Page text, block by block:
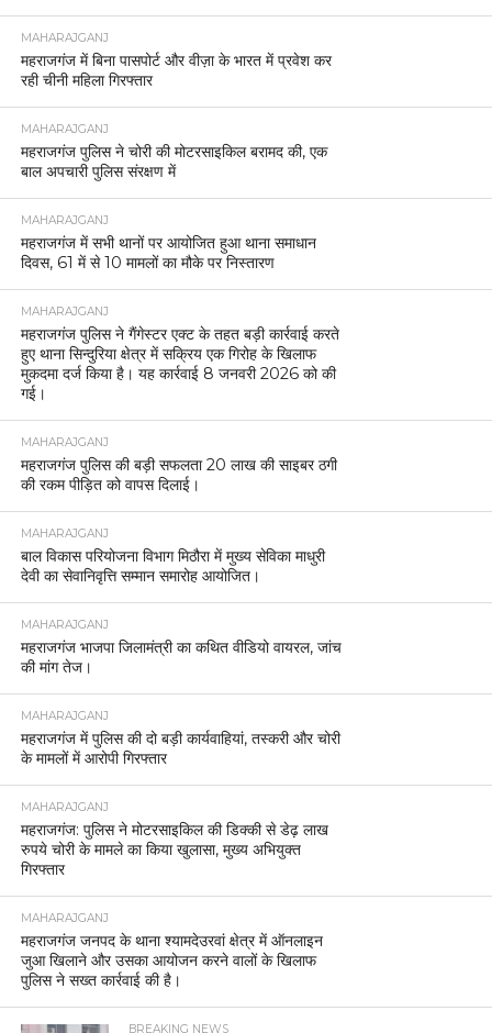
MAHARAJGANJ
महराजगंज में बिना पासपोर्ट और वीज़ा के भारत में प्रवेश कर
रही चीनी महिला गिरफ्तार
MAHARAJGANJ
महराजगंज पुलिस ने चोरी की मोटरसाइकिल बरामद की, एक
बाल अपचारी पुलिस संरक्षण में
MAHARAJGANJ
महराजगंज में सभी थानों पर आयोजित हुआ थाना समाधान
दिवस, 61 में से 10 मामलों का मौके पर निस्तारण
MAHARAJGANJ
महराजगंज पुलिस ने गैंगेस्टर एक्ट के तहत बड़ी कार्रवाई करते
हुए थाना सिन्दुरिया क्षेत्र में सक्रिय एक गिरोह के खिलाफ
मुकदमा दर्ज किया है। यह कार्रवाई 8 जनवरी 2026 को की
गई।
MAHARAJGANJ
महराजगंज पुलिस की बड़ी सफलता 20 लाख की साइबर ठगी
की रकम पीड़ित को वापस दिलाई।
MAHARAJGANJ
बाल विकास परियोजना विभाग मिठौरा में मुख्य सेविका माधुरी
देवी का सेवानिवृत्ति सम्मान समारोह आयोजित।
MAHARAJGANJ
महराजगंज भाजपा जिलामंत्री का कथित वीडियो वायरल, जांच
की मांग तेज।
MAHARAJGANJ
महराजगंज में पुलिस की दो बड़ी कार्यवाहियां, तस्करी और चोरी
के मामलों में आरोपी गिरफ्तार
MAHARAJGANJ
महराजगंज: पुलिस ने मोटरसाइकिल की डिक्की से डेढ़ लाख
रुपये चोरी के मामले का किया खुलासा, मुख्य अभियुक्त
गिरफ्तार
MAHARAJGANJ
महराजगंज जनपद के थाना श्यामदेउरवां क्षेत्र में ऑनलाइन
जुआ खिलाने और उसका आयोजन करने वालों के खिलाफ
पुलिस ने सख्त कार्रवाई की है।
BREAKING NEWS